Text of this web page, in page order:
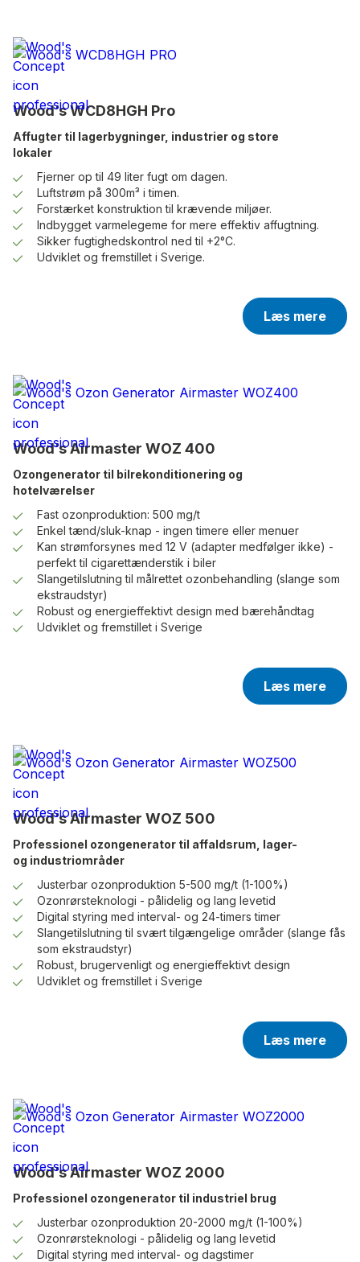
Wood’s WCD8HGH Pro
Affugter til lagerbygninger, industrier og store
lokaler
Fjerner op til 49 liter fugt om dagen.
Luftstrøm på 300m³ i timen.
Forstærket konstruktion til krævende miljøer.
Indbygget varmelegeme for mere effektiv affugtning.
Sikker fugtighedskontrol ned til +2°C.
Udviklet og fremstillet i Sverige.
Læs mere
Wood’s Airmaster WOZ 400
Ozongenerator til bilrekonditionering og
hotelværelser
Fast ozonproduktion: 500 mg/t
Enkel tænd/sluk-knap - ingen timere eller menuer
Kan strømforsynes med 12 V (adapter medfølger ikke) -
perfekt til cigarettænderstik i biler
Slangetilslutning til målrettet ozonbehandling (slange som
ekstraudstyr)
Robust og energieffektivt design med bærehåndtag
Udviklet og fremstillet i Sverige
Læs mere
Wood’s Airmaster WOZ 500
Professionel ozongenerator til affaldsrum, lager-
og industriområder
Justerbar ozonproduktion 5-500 mg/t (1-100%)
Ozonrørsteknologi - pålidelig og lang levetid
Digital styring med interval- og 24-timers timer
Slangetilslutning til svært tilgængelige områder (slange fås
som ekstraudstyr)
Robust, brugervenligt og energieffektivt design
Udviklet og fremstillet i Sverige
Læs mere
Wood’s Airmaster WOZ 2000
Professionel ozongenerator til industriel brug
Justerbar ozonproduktion 20-2000 mg/t (1-100%)
Ozonrørsteknologi - pålidelig og lang levetid
Digital styring med interval- og dagstimer